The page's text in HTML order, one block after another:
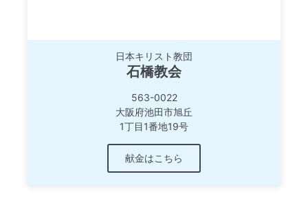
日本キリスト教団
石橋教会
563-0022
大阪府池田市旭丘
1丁目1番地19号
献金はこちら